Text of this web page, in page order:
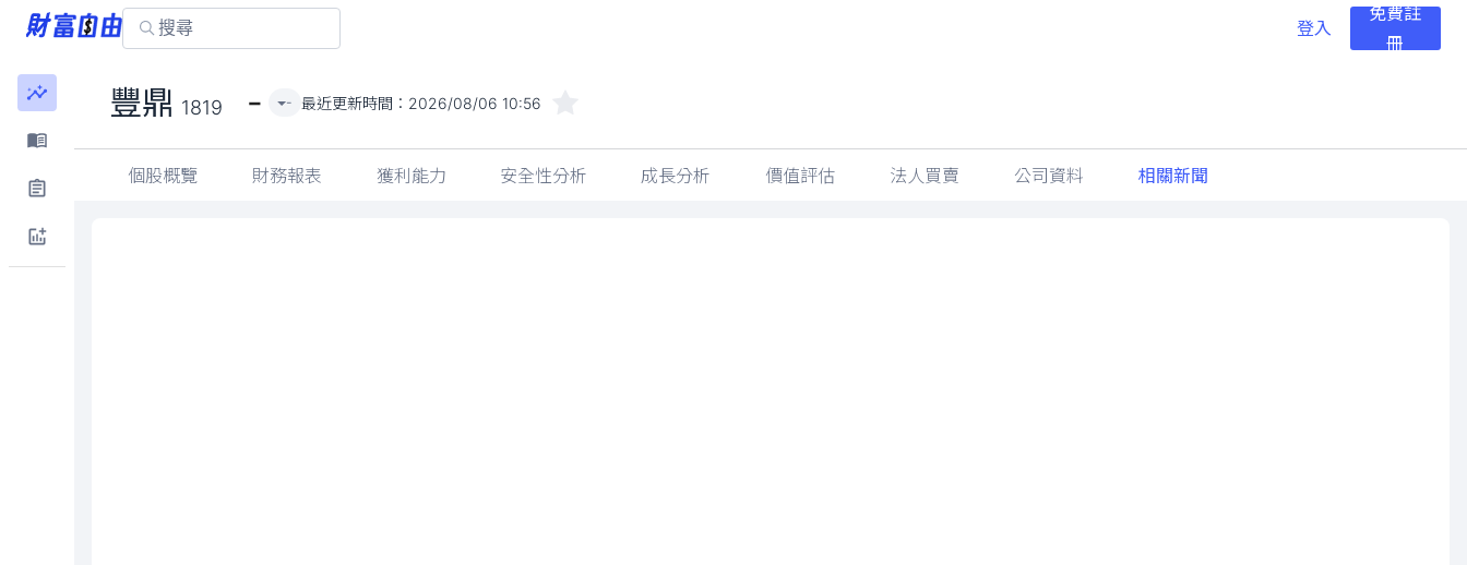
登入
免費註
冊
豐鼎 1819 - - 最近更新時間： 2026/08/06 10:56
個股概覽 財務報表 獲利能力 安全性分析 成長分析 價值評估 法人買賣 公司資料 相關新聞